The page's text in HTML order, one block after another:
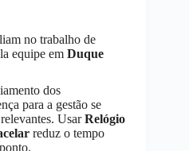
no trabalho de
equipe em Duque
dos
para a gestão se
UsarRelógio
reduz o tempo